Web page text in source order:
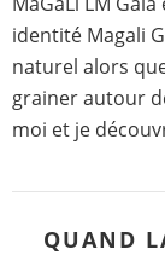
identité Magali
naturel alors
grainer autour
moi et je
QUAND